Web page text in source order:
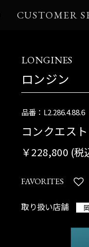
CUSTOMER
LONGINES
ロンジン
品番：L2.286.4.88.6
コンクエス
￥228,800 (税
FAVORITES
取り扱い店舗